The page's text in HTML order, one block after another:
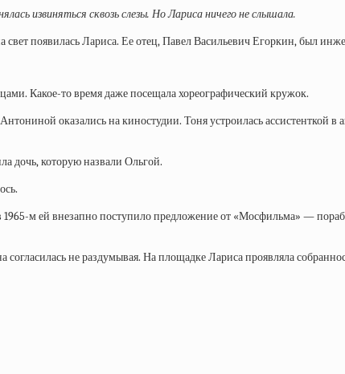
извиняться сквозь слезы. Но Лариса ничего не слышала.
появилась Лариса. Ее отец, Павел Васильевич Егоркин, был
Какое-то время даже посещала хореографический кружок.
оказались на киностудии. Тоня устроилась ассистенткой в
дочь, которую назвали Ольгой.
м ей внезапно поступило предложение от «Мосфильма» —
не раздумывая. На площадке Лариса проявляла